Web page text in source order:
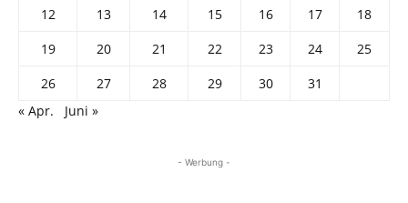
12
13 14 15 16 17
18
19
20 21 22 23 24
25
26
27 28 29 30
31
« Apr.
Juni »
- Werbung -